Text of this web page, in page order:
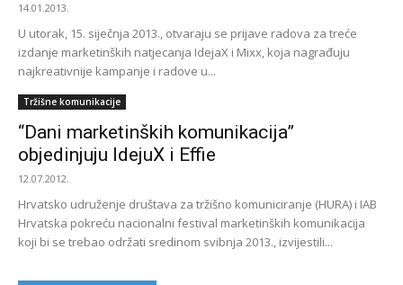
14.01.2013.
U utorak, 15. siječnja 2013., otvaraju se prijave radova za treće
izdanje marketinških natjecanja IdejaX i Mixx, koja nagrađuju
najkreativnije kampanje i radove u...
Tržišne komunikacije
“Dani marketinških komunikacija”
objedinjuju IdejuX i Effie
12.07.2012.
Hrvatsko udruženje društava za tržišno komuniciranje (HURA) i IAB
Hrvatska pokreću nacionalni festival marketinških komunikacija
koji bi se trebao održati sredinom svibnja 2013., izvijestili...